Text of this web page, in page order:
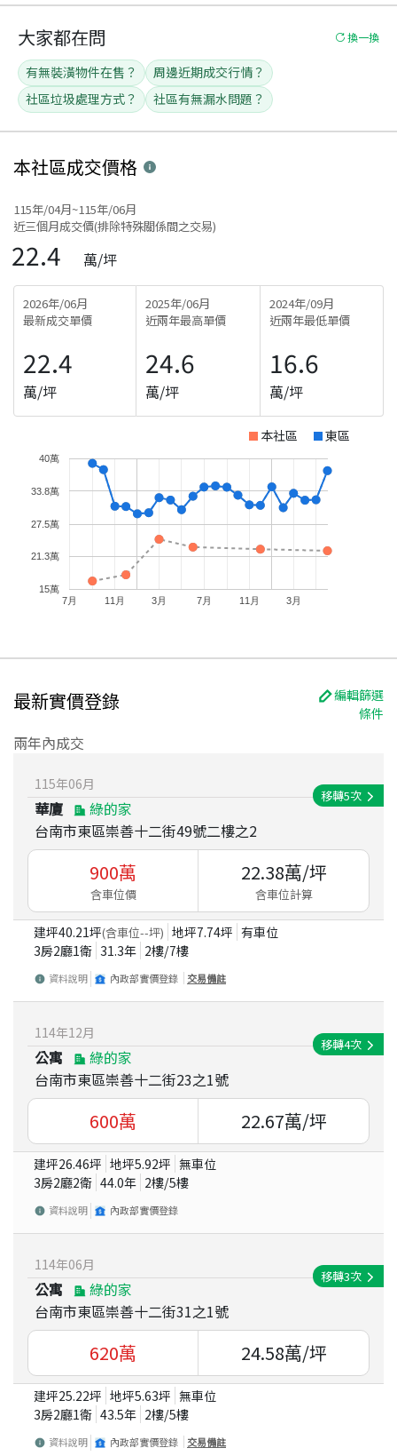
大家都在問 換一換
有無裝潢物件在售？
周邊近期成交行情？
社區垃圾處理方式？
社區有無漏水問題？
本社區成交價格
115年/04月~115年/06月
近三個月成交價(排除特殊關係間之交易)
22.4 萬/坪
2026年/06月
最新成交單價
22.4
萬/坪
2025年/06月
近兩年最高單價
24.6
萬/坪
2024年/09月
近兩年最低單價
16.6
萬/坪
本社區 東區
7月 11月 3月 7月 11月 3月
15萬
21.3萬
27.5萬
33.8萬
40萬
最新實價登錄
編輯篩選
條件
兩年內成交
115年06月
華廈
綠的家
台南市東區崇善十二街49號二樓之2
移轉5次
900萬
含車位價
22.38萬/坪
含車位計算
建坪40.21坪(含車位--坪) 地坪7.74坪 有車位
3房2廳1衛 31.3年 2樓/7樓
資料說明 內政部實價登錄 交易備註
114年12月
公寓
綠的家
台南市東區崇善十二街23之1號
移轉4次
600萬 22.67萬/坪
建坪26.46坪 地坪5.92坪 無車位
3房2廳2衛 44.0年 2樓/5樓
資料說明 內政部實價登錄
114年06月
公寓
綠的家
台南市東區崇善十二街31之1號
移轉3次
620萬 24.58萬/坪
建坪25.22坪 地坪5.63坪 無車位
3房2廳1衛 43.5年 2樓/5樓
資料說明 內政部實價登錄 交易備註